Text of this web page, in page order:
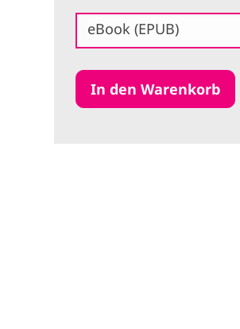
eBook (EPUB)